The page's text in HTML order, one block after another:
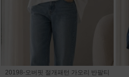
20198-오버핏 절개패턴 가오리 반팔티